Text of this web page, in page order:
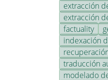
extracción
extracción
factuality
indexación
traducción
modelado